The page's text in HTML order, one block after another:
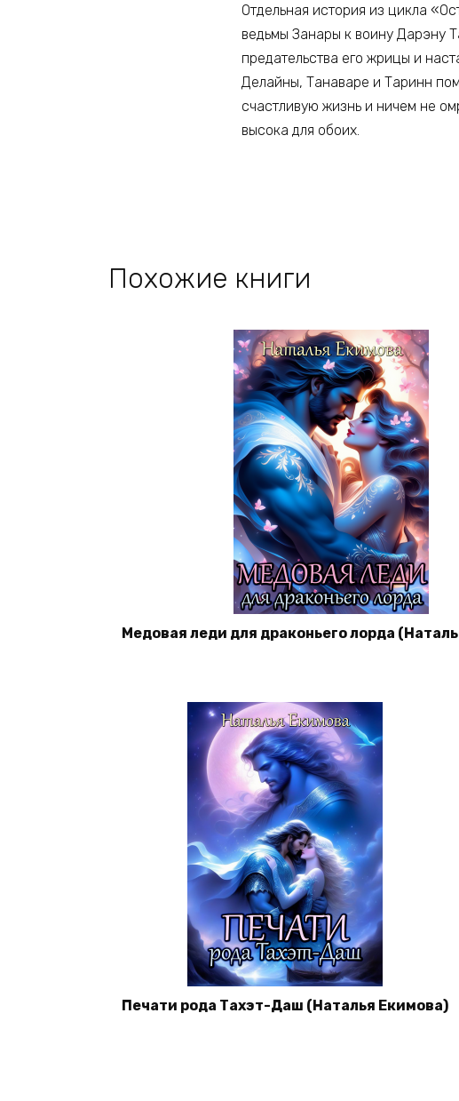
Отдельная история из цикла
ведьмы Занары к воину Дарэну
предательства его жрицы и
Делайны, Танаваре и Таринн
счастливую жизнь и ничем не
высока для обоих.
Похожие книги
Медовая леди для драконьего лорда
Печати рода Тахэт-Даш (Наталья Екимова)